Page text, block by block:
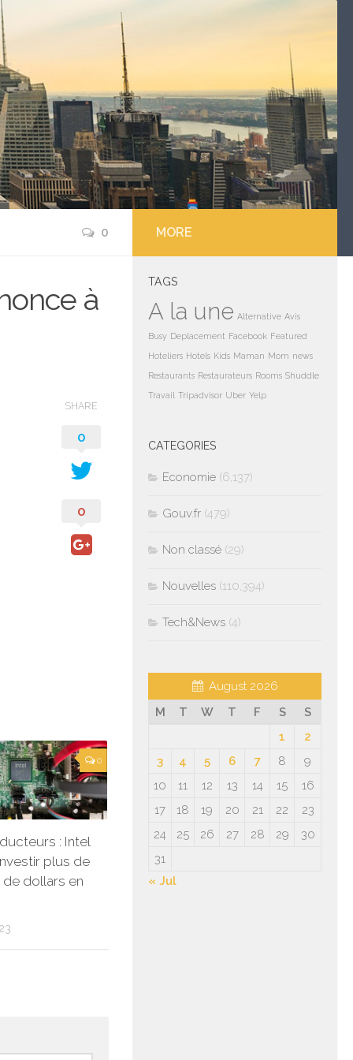
0
à
SHARE
0
0
0
: Intel
plus de
de dollars en
MORE
TAGS
A la une Alternative Avis
Busy Deplacement Facebook Featured
Hoteliers Hotels Kids Maman Mom news
Restaurants Restaurateurs Rooms Shuddle
Travail Tripadvisor Uber Yelp
CATEGORIES
Economie (6,137)
Gouv.fr (479)
Non classé (29)
Nouvelles (110,394)
Tech&News (4)
August 2026
M
T W T F S
S
1
2
3
4 5 6 7 8
9
10
11 12 13 14 15
16
17
18 19 20 21 22
23
24
25 26 27 28 29
30
31
« Jul